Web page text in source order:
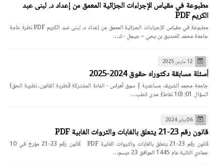
مطبوعة في مقياس الإجراءات الجزائية المعمق من إعداد د. لبنى عبد
الكريم PDF
مطبوعة في مقياس الإجراءات الجزائية المعمق من إعداد د. لبنى عبد الكريم PDF نظرة عامة
جامعة محمد الصديق بن يحي – جيجل - ك…
12 مارس 2025
أسئلة مسابقة دكتوراه حقوق 2024-2025
جامعة محمد الشريف مساعدية | سوق أهراس - المادة المشتركة (نظرية القانون، نظرية الحق)
السؤال 01: (10 نقاط): مدى انطب…
06 يناير 2024
قانون رقم 23-21 يتعلق بالغابات والثروات الغابية PDF
قانون رقم 23-21 يتعلق بالغابات والثروات الغابية PDF قانون رقم 23-21 مؤرخ في 10
جمادي الثانية عام 1445 الموافق 23 ديسم…